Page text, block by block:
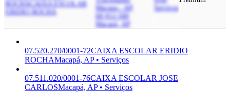
ROCHACAIXA ESCOLAR
ERIDIO ROCHA
Macapa - AP,
68.912-500
Macapá, AP
Serviços
07.520.270/0001-72CAIXA ESCOLAR ERIDIO
ROCHAMacapá, AP • Serviços
07.511.020/0001-76CAIXA ESCOLAR JOSE
CARLOSMacapá, AP • Serviços